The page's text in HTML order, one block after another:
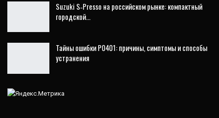
Suzuki S‑Presso на российском рынке: компактный
городской…
Тайны ошибки P0401: причины, симптомы и способы
устранения